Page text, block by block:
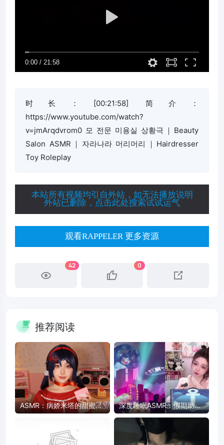
时长：[00:21:58] 简介：
https://www.youtube.com/watch?
v=jmArqdvrom0 모 전문 미용실 상황극｜Beauty
Salon ASMR｜자라나라 머리머리｜Hairdresser
Toy Roleplay
本站所有视频均引自外站，如无法播放说明
外站已删除，点击此处搜索试试运气
观看RAPPELER 更多资源
42 0
推荐阅读
ASMR：病娇米塔的甜蜜陪
伴 - 药片、卡带、护肤品触
深度睡眠ASMR：假期助眠
放松，快速入睡